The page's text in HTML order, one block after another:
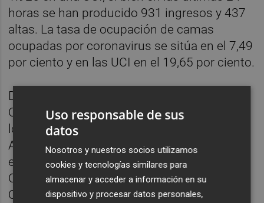
horas se han producido 931 ingresos y 437
altas. La tasa de ocupación de camas
ocupadas por coronavirus se sitúa en el 7,49
por ciento y en las UCI en el 19,65 por ciento.
De las 2.247 personas diagnosticas de
Covid-19 en el último día, 416 se han
localizado en Madrid, si bien 107 en
Andalucía, 124 en Aragón, 95 en Asturias, 21
en Baleares, 153 en Canarias, 40 en
Cantabria, 22 en Castilla-La Mancha, 210 en
Castilla y León, 122 en Cataluña, 31 en
Uso responsable de sus
datos
Nosotros y nuestros socios utilizamos
cookies y tecnologías similares para
almacenar y acceder a información en su
dispositivo y procesar datos personales,